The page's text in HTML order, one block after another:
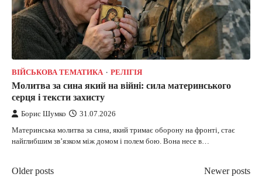
ВІЙСЬКОВА ТЕМАТИКА РЕЛІГІЯ
Молитва за сина який на війні: сила материнського
серця і тексти захисту
Борис Шумко 31.07.2026
Материнська молитва за сина, який тримає оборону на фронті, стає
найглибшим зв’язком між домом і полем бою. Вона несе в…
Posts
Older posts Newer posts